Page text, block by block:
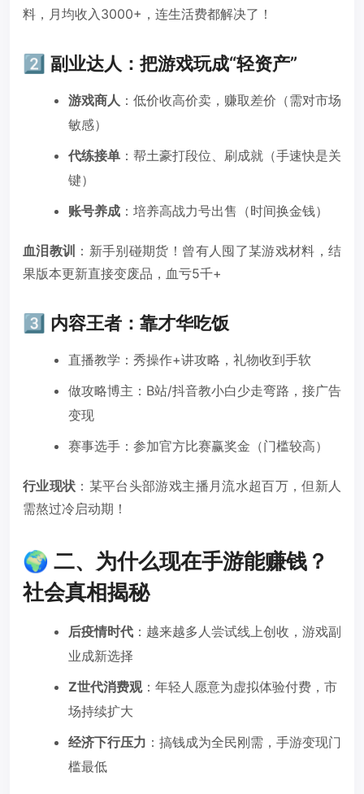
料，月均收入3000+，连生活费都解决了！
2️⃣ 副业达人：把游戏玩成“轻资产”
游戏商人 ：低价收高价卖，赚取差价（需对市场
敏感）
代练接单 ：帮土豪打段位、刷成就（手速快是关
键）
账号养成 ：培养高战力号出售（时间换金钱）
血泪教训 ：新手别碰期货！曾有人囤了某游戏材料，结
果版本更新直接变废品，血亏5千+
3️⃣ 内容王者：靠才华吃饭
直播教学：秀操作+讲攻略，礼物收到手软
做攻略博主：B站/抖音教小白少走弯路，接广告
变现
赛事选手：参加官方比赛赢奖金（门槛较高）
行业现状 ：某平台头部游戏主播月流水超百万，但新人
需熬过冷启动期！
🌍 二、为什么现在手游能赚钱？
社会真相揭秘
后疫情时代 ：越来越多人尝试线上创收，游戏副
业成新选择
Z世代消费观：年轻人愿意为虚拟体验付费，市
场持续扩大
经济下行压力 ：搞钱成为全民刚需，手游变现门
槛最低